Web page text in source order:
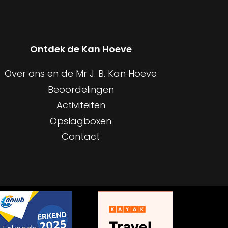
Ontdek de Kan Hoeve
Over ons en de Mr J. B. Kan Hoeve
Beoordelingen
Activiteiten
Opslagboxen
Contact